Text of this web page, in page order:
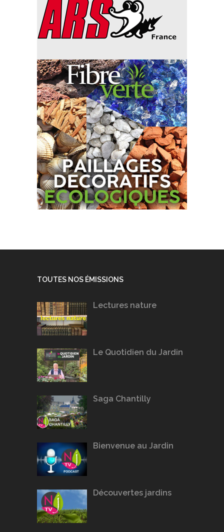
TOUTES NOS ÉMISSIONS
Lectures nature
Le Quotidien du Jardin
Saga Chantilly
Bienvenue au Jardin
Découvertes jardins